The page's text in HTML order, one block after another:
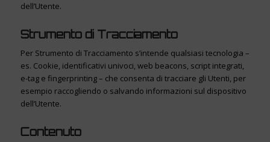
dell’Utente.
Strumento di Tracciamento
Per Strumento di Tracciamento s’intende qualsiasi tecnologia –
es. Cookie, identificativi univoci, web beacons, script integrati,
e-tag e fingerprinting – che consenta di tracciare gli Utenti, per
esempio raccogliendo o salvando informazioni sul dispositivo
dell’Utente.
Contenuto